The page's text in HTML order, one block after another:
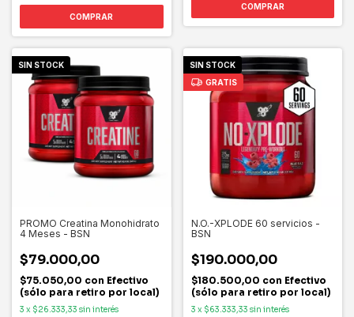
COMPRAR
COMPRAR
SIN STOCK
PROMO Creatina Monohidrato
4 Meses - BSN
$79.000,00
$75.050,00 con Efectivo
(sólo para retiro por local)
3 x $26.333,33 sin interés
SIN STOCK
GRATIS
N.O.-XPLODE 60 servicios -
BSN
$190.000,00
$180.500,00 con Efectivo
(sólo para retiro por local)
3 x $63.333,33 sin interés